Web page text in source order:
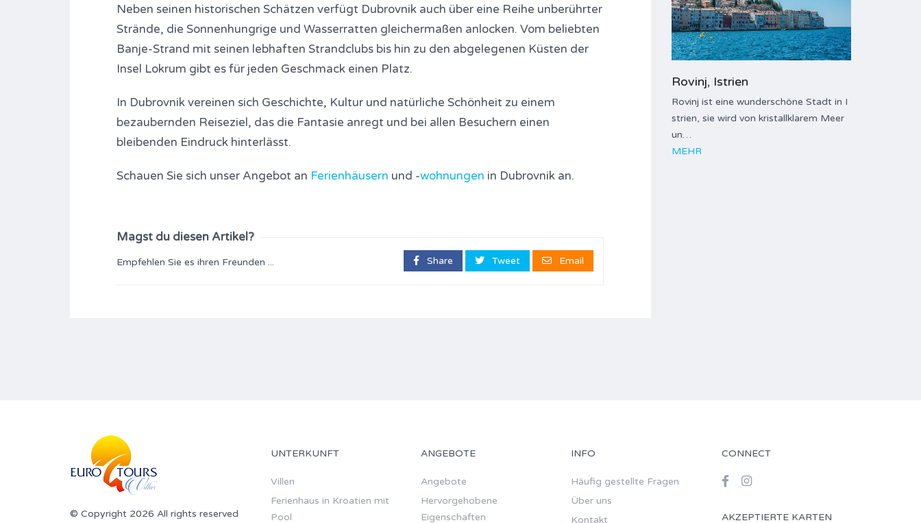
Neben seinen historischen Schätzen verfügt Dubrovnik auch über eine Reihe unberührter
Strände, die Sonnenhungrige und Wasserratten gleichermaßen anlocken. Vom beliebten
Banje-Strand mit seinen lebhaften Strandclubs bis hin zu den abgelegenen Küsten der
Insel Lokrum gibt es für jeden Geschmack einen Platz.
In Dubrovnik vereinen sich Geschichte, Kultur und natürliche Schönheit zu einem
bezaubernden Reiseziel, das die Fantasie anregt und bei allen Besuchern einen
bleibenden Eindruck hinterlässt.
Schauen Sie sich unser Angebot an Ferienhäusern und -wohnungen in Dubrovnik an.
Magst du diesen Artikel?
Empfehlen Sie es ihren Freunden ... Share Tweet Email
Rovinj, Istrien
Rovinj ist eine wunderschöne Stadt in I
strien, sie wird von kristallklarem Meer
un…
MEHR
© Copyright 2026 All rights reserved
UNTERKUNFT
Villen
Ferienhaus in Kroatien mit
Pool
ANGEBOTE
Angebote
Hervorgehobene
Eigenschaften
INFO
Häufig gestellte Fragen
Über uns
Kontakt
CONNECT
AKZEPTIERTE KARTEN